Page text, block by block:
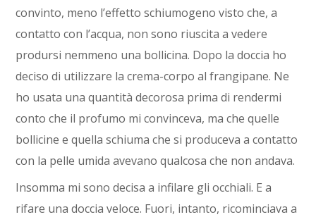
convinto, meno l’effetto schiumogeno visto che, a
contatto con l’acqua, non sono riuscita a vedere
prodursi nemmeno una bollicina. Dopo la doccia ho
deciso di utilizzare la crema-corpo al frangipane. Ne
ho usata una quantità decorosa prima di rendermi
conto che il profumo mi convinceva, ma che quelle
bollicine e quella schiuma che si produceva a contatto
con la pelle umida avevano qualcosa che non andava.
Insomma mi sono decisa a infilare gli occhiali. E a
rifare una doccia veloce. Fuori, intanto, ricominciava a